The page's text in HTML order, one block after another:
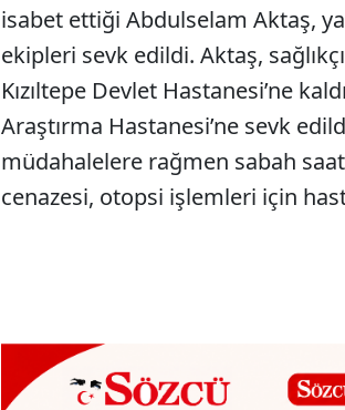
isabet ettiği Abdulselam Aktaş,
ekipleri sevk edildi. Aktaş,
Kızıltepe Devlet Hastanesi’ne
Araştırma Hastanesi’ne sevk
müdahalelere rağmen sabah
cenazesi, otopsi işlemleri için